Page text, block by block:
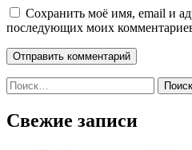
Сохранить моё имя, email и
последующих моих
Найти:
Свежие записи